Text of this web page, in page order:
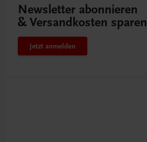
Newsletter abonnieren
& Versandkosten sparen
Jetzt anmelden